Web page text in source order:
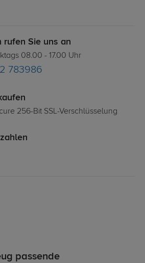
rufen Sie uns an
08.00 - 17.00 Uhr
783986
256-Bit SSL-Verschlüsselung
passende